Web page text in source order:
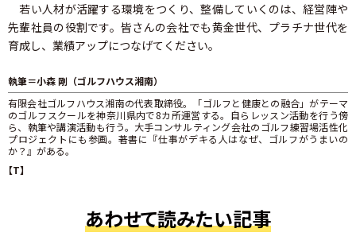
若い人材が活躍する環境をつくり、整備していくのは、経営陣や
先輩社員の役割です。皆さんの会社でも黄金世代、プラチナ世代を
育成し、業績アップにつなげてください。
執筆＝小森 剛（ゴルフハウス湘南）
有限会社ゴルフハウス湘南の代表取締役。「ゴルフと健康との融合」がテーマ
のゴルフスクールを神奈川県内で8カ所運営する。自らレッスン活動を行う傍
ら、執筆や講演活動も行う。大手コンサルティング会社のゴルフ練習場活性化
プロジェクトにも参画。著書に『仕事がデキる人はなぜ、ゴルフがうまいの
か？』がある。
【T】
あわせて読みたい記事